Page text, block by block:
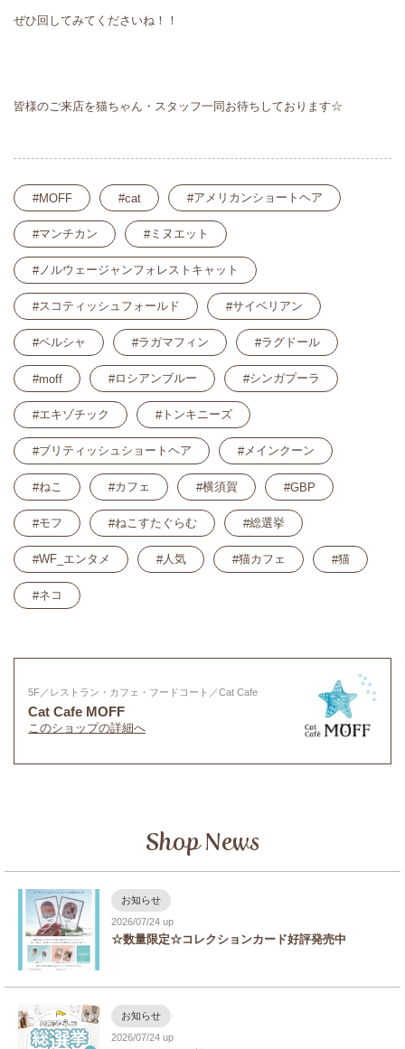
ぜひ回してみてくださいね！！
皆様のご来店を猫ちゃん・スタッフ一同お待ちしております☆
MOFF cat アメリカンショートヘア
マンチカン ミヌエット
ノルウェージャンフォレストキャット
スコティッシュフォールド サイベリアン
ペルシャ ラガマフィン ラグドール
moff ロシアンブルー シンガプーラ
エキゾチック トンキニーズ
ブリティッシュショートヘア メインクーン
ねこ カフェ 横須賀 GBP
モフ ねこすたぐらむ 総選挙
WF_エンタメ 人気 猫カフェ 猫
ネコ
5F／レストラン・カフェ・フードコート／Cat Cafe
Cat Cafe MOFF
このショップの詳細へ
Shop News
お知らせ
2026/07/24
☆数量限定☆コレクションカード好評発売中
お知らせ
2026/07/24